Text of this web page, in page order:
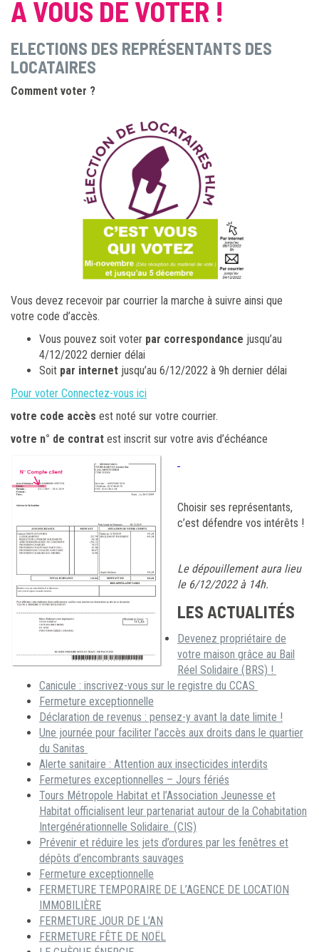
A VOUS DE VOTER !
ELECTIONS DES REPRÉSENTANTS DES
LOCATAIRES
Comment voter ?
Vous devez recevoir par courrier la marche à suivre ainsi que
votre code d’accès.
Vous pouvez soit voter par correspondance jusqu’au
4/12/2022 dernier délai
Soit par internet jusqu’au 6/12/2022 à 9h dernier délai
Pour voter Connectez-vous ici
votre code accès est noté sur votre courrier.
votre n° de contrat est inscrit sur votre avis d’échéance
Choisir ses représentants,
c’est défendre vos intérêts !
Le dépouillement aura lieu
le 6/12/2022 à 14h.
LES ACTUALITÉS
Devenez propriétaire de
votre maison grâce au Bail
Réel Solidaire (BRS) !
Canicule : inscrivez-vous sur le registre du CCAS
Fermeture exceptionnelle
Déclaration de revenus : pensez-y avant la date limite !
Une journée pour faciliter l’accès aux droits dans le quartier
du Sanitas
Alerte sanitaire : Attention aux insecticides interdits
Fermetures exceptionnelles – Jours fériés
Tours Métropole Habitat et l’Association Jeunesse et
Habitat officialisent leur partenariat autour de la Cohabitation
Intergénérationnelle Solidaire. (CIS)
Prévenir et réduire les jets d’ordures par les fenêtres et
dépôts d’encombrants sauvages
Fermeture exceptionnelle
FERMETURE TEMPORAIRE DE L’AGENCE DE LOCATION
IMMOBILIÈRE
FERMETURE JOUR DE L’AN
FERMETURE FÊTE DE NOËL